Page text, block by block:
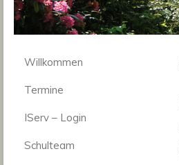
Willkommen
Termine
IServ – Login
Schulteam